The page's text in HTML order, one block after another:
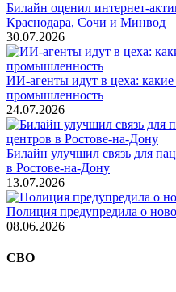
Билайн оценил интернет-
Краснодара, Сочи и Минвод
30.07.2026
ИИ-агенты идут в цеха: какие
промышленность
24.07.2026
Билайн улучшил связь для
в Ростове-на-Дону
13.07.2026
Полиция предупредила о
08.06.2026
СВО